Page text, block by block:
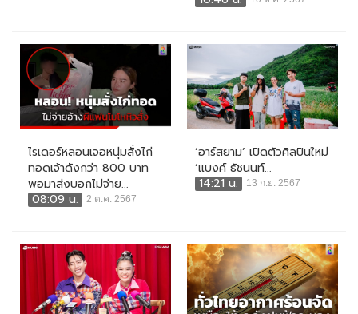
ไรเดอร์หลอนเจอหนุ่มสั่งไก่
ทอดเจ้าดังกว่า 800 บาท
พอมาส่งบอกไม่จ่าย...
08:09 น.
2 ต.ค. 2567
‘อาร์สยาม’ เปิดตัวศิลปินใหม่
‘แบงค์ ธัชนนท์...
14:21 น.
13 ก.ย. 2567